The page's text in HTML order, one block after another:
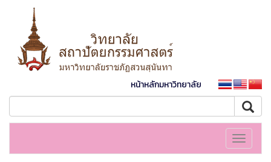
หน้าหลักมหาวิทยาลัย
Toggle